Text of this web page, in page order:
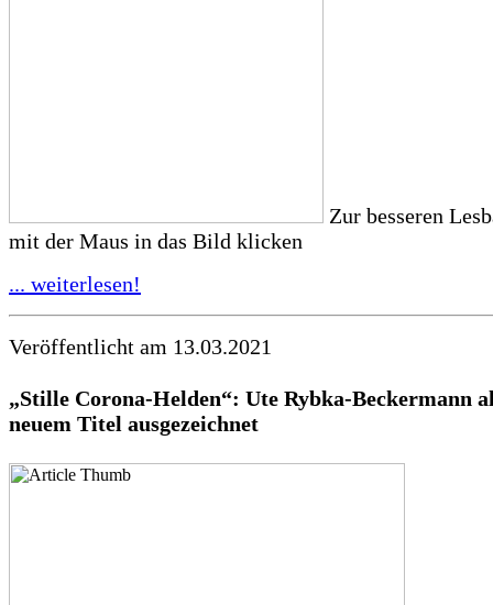
Zur besseren
mit der Maus in das Bild klicken
... weiterlesen!
Veröffentlicht am 13.03.2021
„Stille Corona-Helden“: Ute Rybka-Beckermann
neuem Titel ausgezeichnet